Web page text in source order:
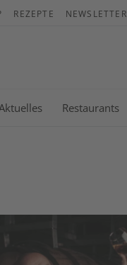
REZEPTE NEWSLETTER
Restaurants